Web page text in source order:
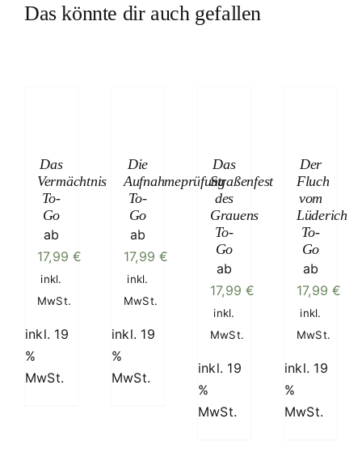
Das könnte dir auch gefallen
Das
Vermächtnis
To-
Go
ab
17,99€
inkl.
MwSt.
inkl. 19
%
MwSt.
Die
Aufnahmeprüfung
To-
Go
ab
17,99€
inkl.
MwSt.
inkl. 19
%
MwSt.
Das
Straßenfest
des
Grauens
To-
Go
ab
17,99€
inkl.
MwSt.
inkl. 19
%
MwSt.
Der
Fluch
vom
Lüderich
To-
Go
ab
17,99€
inkl.
MwSt.
inkl. 19
%
MwSt.